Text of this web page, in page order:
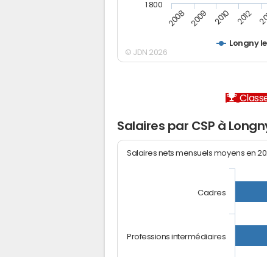
Longny
2008 2009 2010 2012
1 800
© JDN 2026
Salaires par CSP à
Salaires nets mensuels moyens en
Cadres
Professions intermédiaires